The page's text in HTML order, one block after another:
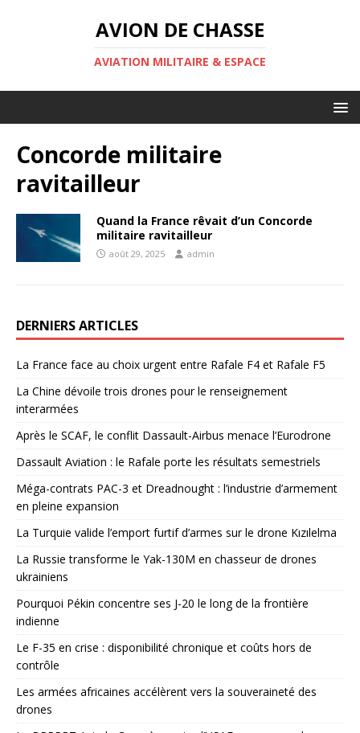
AVION DE CHASSE
AVIATION MILITAIRE & ESPACE
Concorde militaire
ravitailleur
Quand la France rêvait d’un Concorde
militaire ravitailleur
août 29, 2025 admin
DERNIERS ARTICLES
La France face au choix urgent entre Rafale F4 et Rafale F5
La Chine dévoile trois drones pour le renseignement
interarmées
Après le SCAF, le conflit Dassault-Airbus menace l’Eurodrone
Dassault Aviation : le Rafale porte les résultats semestriels
Méga-contrats PAC-3 et Dreadnought : l’industrie d’armement
en pleine expansion
La Turquie valide l’emport furtif d’armes sur le drone Kızılelma
La Russie transforme le Yak-130M en chasseur de drones
ukrainiens
Pourquoi Pékin concentre ses J-20 le long de la frontière
indienne
Le F-35 en crise : disponibilité chronique et coûts hors de
contrôle
Les armées africaines accélèrent vers la souveraineté des
drones